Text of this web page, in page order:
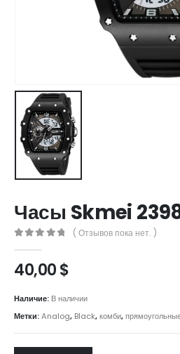
Часы Skmei
( Отзывов пока нет. )
40,00$
Наличие: В наличии
Метки:Analog, Black,комби,